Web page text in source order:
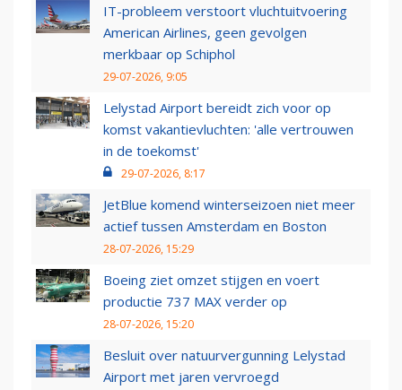
IT-probleem verstoort vluchtuitvoering
American Airlines, geen gevolgen
merkbaar op Schiphol
29-07-2026, 9:05
Lelystad Airport bereidt zich voor op
komst vakantievluchten: 'alle vertrouwen
in de toekomst'
29-07-2026, 8:17
JetBlue komend winterseizoen niet meer
actief tussen Amsterdam en Boston
28-07-2026, 15:29
Boeing ziet omzet stijgen en voert
productie 737 MAX verder op
28-07-2026, 15:20
Besluit over natuurvergunning Lelystad
Airport met jaren vervroegd